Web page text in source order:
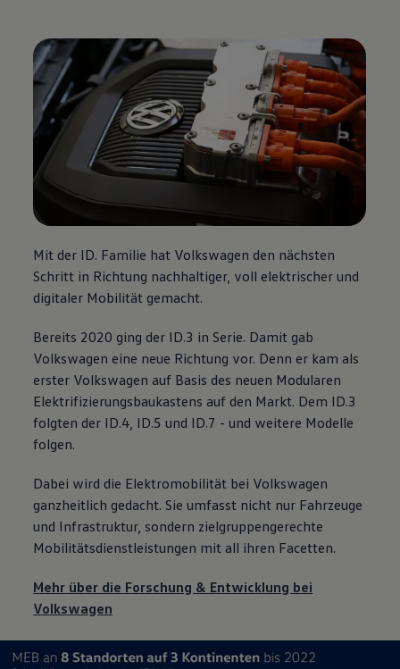
Mit der ID. Familie hat Volkswagen den nächsten
Schritt in Richtung nachhaltiger, voll elektrischer und
digitaler Mobilität gemacht.
Bereits 2020 ging der ID.3 in Serie. Damit gab
Volkswagen eine neue Richtung vor. Denn er kam als
erster Volkswagen auf Basis des neuen Modularen
Elektrifizierungsbaukastens auf den Markt. Dem ID.3
folgten der ID.4, ID.5 und ID.7 - und weitere Modelle
folgen.
Dabei wird die Elektromobilität bei Volkswagen
ganzheitlich gedacht. Sie umfasst nicht nur Fahrzeuge
und Infrastruktur, sondern zielgruppengerechte
Mobilitätsdienstleistungen mit all ihren Facetten.
Mehr über die Forschung & Entwicklung bei
Volkswagen